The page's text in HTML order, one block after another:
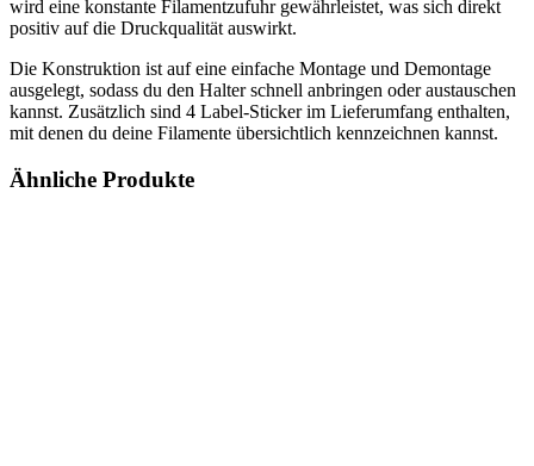
wird eine konstante Filamentzufuhr gewährleistet, was sich direkt
positiv auf die Druckqualität auswirkt.
Die Konstruktion ist auf eine einfache Montage und Demontage
ausgelegt, sodass du den Halter schnell anbringen oder austauschen
kannst. Zusätzlich sind 4 Label-Sticker im Lieferumfang enthalten,
mit denen du deine Filamente übersichtlich kennzeichnen kannst.
Ähnliche Produkte